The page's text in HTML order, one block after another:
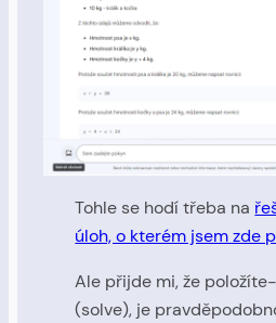
Tohle se hodí třeba na
úloh, o kterém jsem zde
Ale přijde mi, že
(solve), je